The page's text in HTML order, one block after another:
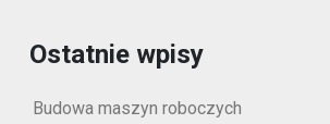
Ostatnie wpisy
Budowa maszyn roboczych